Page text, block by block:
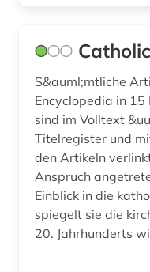
vortrag (1)
weltliteratur (1)
werke (1)
S&auml;mtliche
Encyclopedia in
sind im Volltext
Titelregister und
den Artikeln
Anspruch
Einblick in die
spiegelt sie die
20. Jahrhunderts